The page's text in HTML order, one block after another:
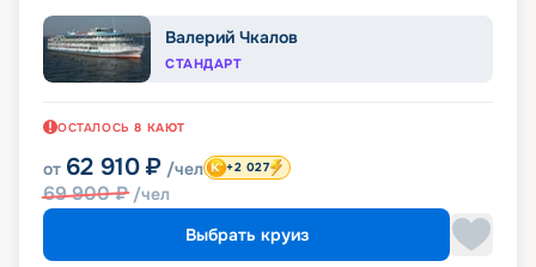
Валерий Чкалов
СТАНДАРТ
ОСТАЛОСЬ 8 КАЮТ
от 62 910 ₽ /чел
69 900₽ /чел
+2 027
Выбрать круиз